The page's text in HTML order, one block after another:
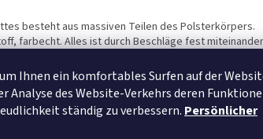
Ihnen ein komfortables Surfen auf der
Analyse des Website-Verkehrs deren
ständig zu verbessern. Persönlicher
besteht aus massiven Teilen des Polsterkörpers.
farbecht. Alles ist durch Beschläge fest miteinander
hohe, massive Kopfteile, Universalausführung - die
rechts und links, angebracht werden.